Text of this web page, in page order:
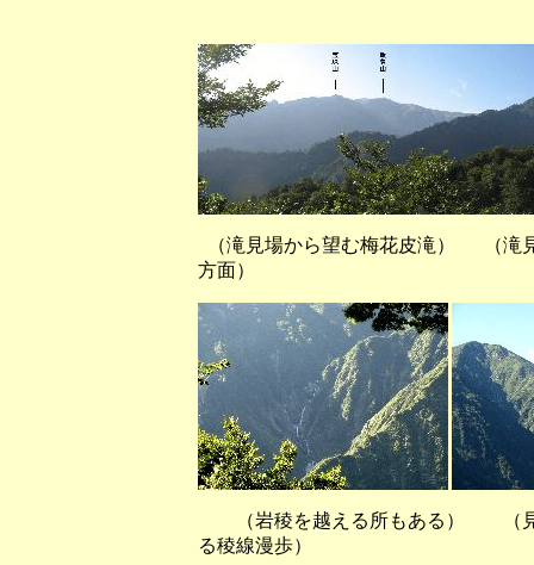
（滝見場から望む梅花皮滝） （滝
方面）
（岩稜を越える所もある） （見
る稜線漫歩）